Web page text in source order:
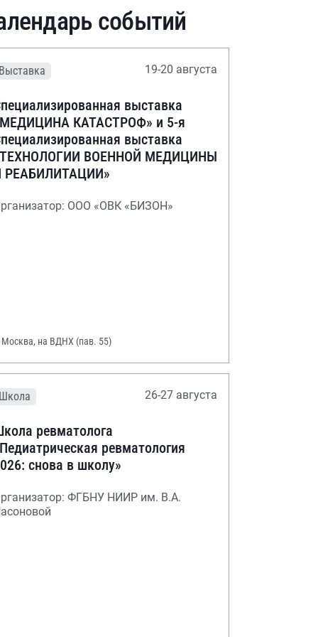
событий
Выставка 19-20 августа
выставка
КАТАСТРОФ» и 5-я
выставка
ВОЕННОЙ МЕДИЦИНЫ
РЕАБИЛИТАЦИИ»
ООО «ОВК «БИЗОН»
Москва, на ВДНХ (пав. 55)
Школа 26-27 августа
ревматолога
ревматология
снова в школу»
ФГБНУ НИИР им. В.А.